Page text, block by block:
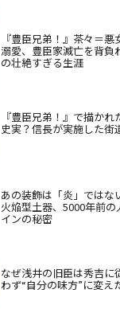
『豊臣兄弟！』茶々＝
溺愛、豊臣家滅亡を背負
の壮絶すぎる生涯
『豊臣兄弟！』で描か
史実？信長が実施した街
あの装飾は「炎」ではな
火焔型土器、5000年前
インの秘密
なぜ浅井の旧臣は秀吉に
わず“自分の味方”に変え